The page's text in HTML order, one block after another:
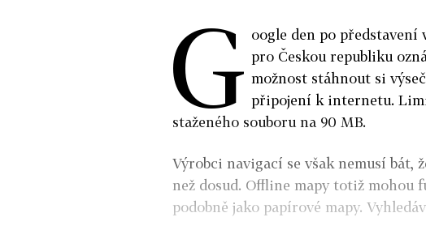
G oogle den po představení
pro Českou republiku
možnost stáhnout si
připojení k internetu.
staženého souboru na 90 MB.
Výrobci navigací se však nemusí bát,
než dosud. Offline mapy totiž mohou
podobně jako papírové mapy.